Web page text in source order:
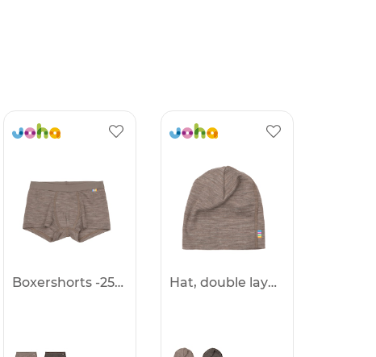
Boxershorts -25% Hat, double layer -25%